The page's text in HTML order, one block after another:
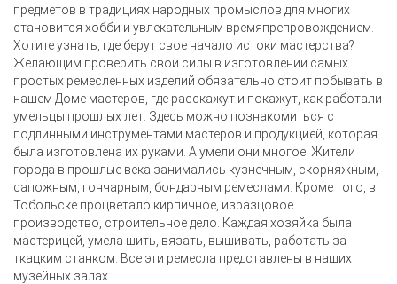
предметов в традициях народных промыслов для многих
становится хобби и увлекательным времяпрепровождением.
Хотите узнать, где берут свое начало истоки мастерства?
Желающим проверить свои силы в изготовлении самых
простых ремесленных изделий обязательно стоит побывать в
нашем Доме мастеров, где расскажут и покажут, как работали
умельцы прошлых лет. Здесь можно познакомиться с
подлинными инструментами мастеров и продукцией, которая
была изготовлена их руками. А умели они многое. Жители
города в прошлые века занимались кузнечным, скорняжным,
сапожным, гончарным, бондарным ремеслами. Кроме того, в
Тобольске процветало кирпичное, изразцовое
производство, строительное дело. Каждая хозяйка была
мастерицей, умела шить, вязать, вышивать, работать за
ткацким станком. Все эти ремесла представлены в наших
музейных залах